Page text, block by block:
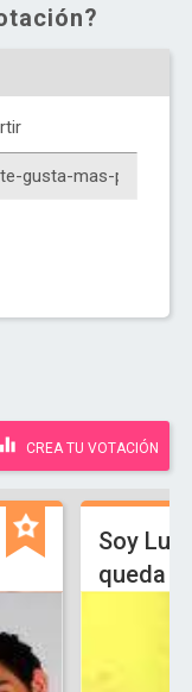
CREA TU VOTACIÓN
Soy
queda